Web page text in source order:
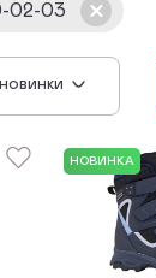
02-03
цены
НОВИНКА